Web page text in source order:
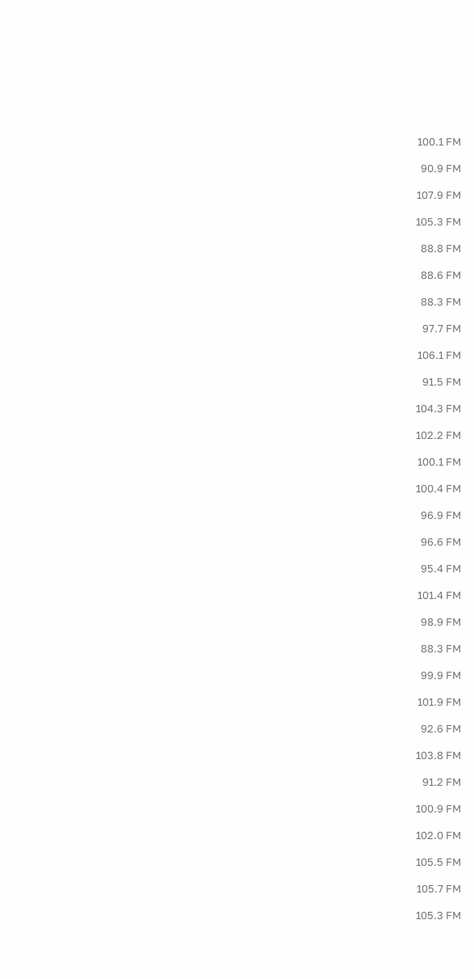
100.1 FM
90.9 FM
107.9 FM
105.3 FM
88.8 FM
88.6 FM
88.3 FM
97.7 FM
106.1 FM
91.5 FM
104.3 FM
102.2 FM
100.1 FM
100.4 FM
96.9 FM
96.6 FM
95.4 FM
101.4 FM
98.9 FM
88.3 FM
99.9 FM
101.9 FM
92.6 FM
103.8 FM
91.2 FM
100.9 FM
102.0 FM
105.5 FM
105.7 FM
105.3 FM